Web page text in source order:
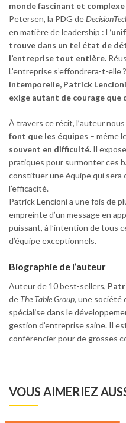
monde fascinant et
Petersen, la PDG de
en matière de leadership : l
trouve dans un tel état de
l’entreprise tout entière.
L’entreprise s’effondrera-t-elle ?
intemporelle, Patrick
exige autant de courage que
À travers ce récit, l’auteur
font que les équipes – même
souvent en difficulté. Il
pratiques pour surmonter ces
constituer une équipe qui sera
l’efficacité.
Patrick Lencioni a une fois de
empreinte d’un message en
puissant, à l’intention de tous
d’équipe exceptionnels.
Biographie de l’auteur
Auteur de 10 best-sellers,
de The Table Group, une société
spécialise dans le
gestion d’entreprise saine. Il
conférencier pour de grosses
VOUS AIMERIEZ